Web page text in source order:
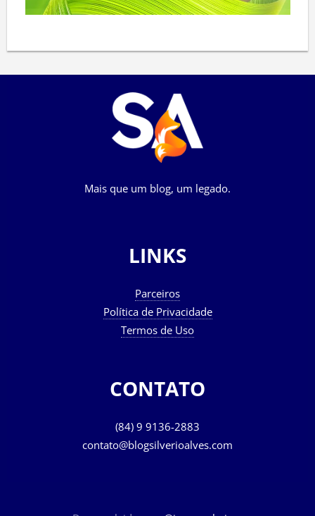
Mais que um blog, um legado.
LINKS
Parceiros
Política de Privacidade
Termos de Uso
CONTATO
(84) 9 9136-2883
contato@blogsilverioalves.com